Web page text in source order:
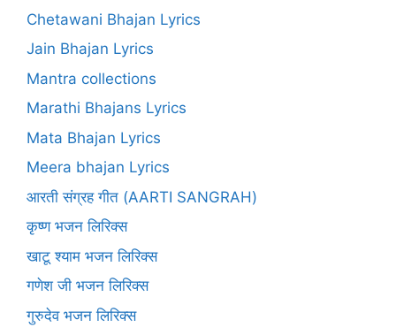
Chetawani Bhajan Lyrics
Jain Bhajan Lyrics
Mantra collections
Marathi Bhajans Lyrics
Mata Bhajan Lyrics
Meera bhajan Lyrics
आरती संग्रह गीत (AARTI SANGRAH)
कृष्ण भजन लिरिक्स
खाटू श्याम भजन लिरिक्स
गणेश जी भजन लिरिक्स
गुरुदेव भजन लिरिक्स